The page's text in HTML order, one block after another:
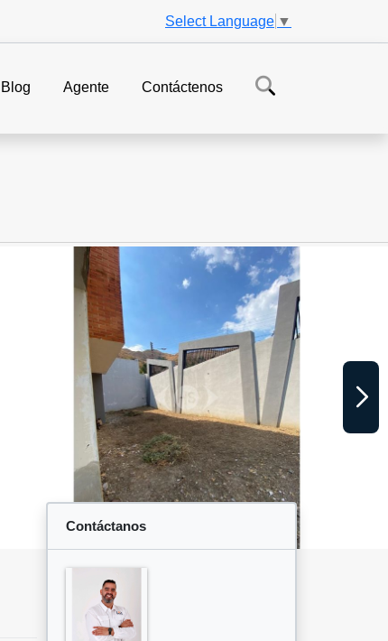
Select Language ▼
Blog Agente Contáctenos
Contáctanos